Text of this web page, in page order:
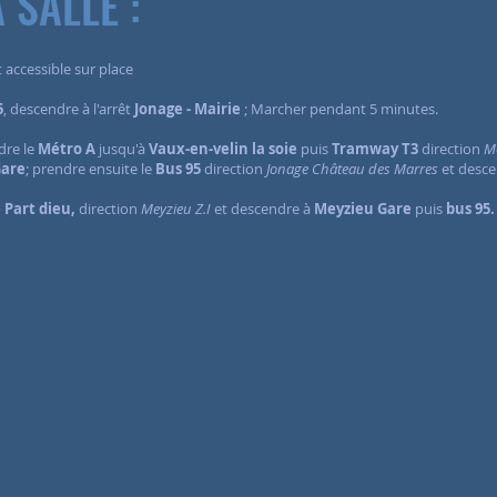
sur place
, descendre à l'arrêt Jonage - Mairie ; Marcher pendant 5 minutes.
le Métro A jusqu'à Vaux-en-velin la soie puisTramway T3direction
; prendre ensuite le Bus 95direction Jonage Château des Marres et
Part dieu, direction Meyzieu Z.Iet descendre à Meyzieu Gare puis bus 95.